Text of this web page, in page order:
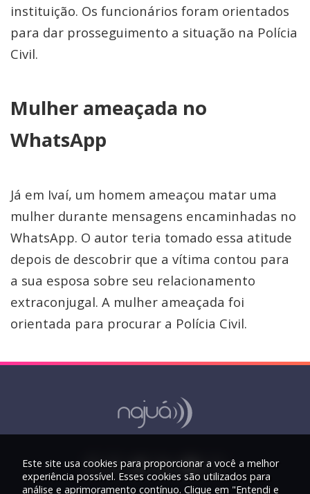
instituição. Os funcionários foram orientados
para dar prosseguimento a situação na Polícia
Civil.
Mulher ameaçada no
WhatsApp
Já em Ivaí, um homem ameaçou matar uma
mulher durante mensagens encaminhadas no
WhatsApp. O autor teria tomado essa atitude
depois de descobrir que a vítima contou para
a sua esposa sobre seu relacionamento
extraconjugal. A mulher ameaçada foi
orientada para procurar a Polícia Civil.
Este site usa cookies para proporcionar a você a melhor
experiência possível. Esses cookies são utilizados para
análise e aprimoramento contínuo. Clique em "Entendi e